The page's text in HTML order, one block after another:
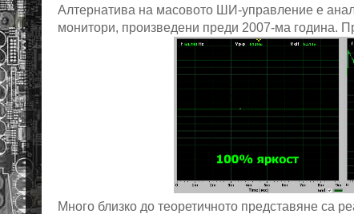
Алтернатива на масовото ШИ-управление е
монитори, произведени преди 2007-ма година.
Много близко до теоретичното представяне са